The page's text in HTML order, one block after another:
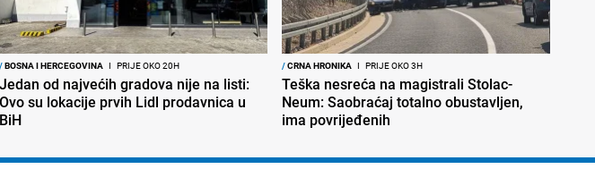
/BOSNA I HERCEGOVINA I PRIJE OKO 20H
Jedan od najvećih gradova nije na listi:
Ovo su lokacije prvih Lidl prodavnica u
BiH
/CRNA HRONIKA I PRIJE OKO 3H
Teška nesreća na magistrali Stolac-
Neum: Saobraćaj totalno obustavljen,
ima povrijeđenih